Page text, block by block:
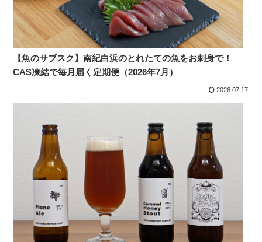
【魚のサブスク】南紀白浜のとれたての魚をお刺身で！
CAS凍結で毎月届く定期便（2026年7月）
2026.07.17